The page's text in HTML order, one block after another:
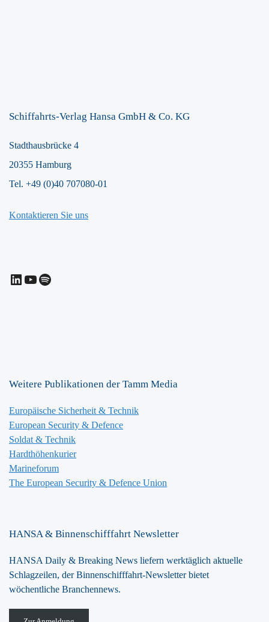
Schiffahrts-Verlag Hansa GmbH & Co. KG
Stadthausbrücke 4
20355 Hamburg
Tel. +49 (0)40 707080-01
Kontaktieren Sie uns
LinkedIn
YouTube
Spotify
Weitere Publikationen der Tamm Media
Europäische Sicherheit & Technik
European Security & Defence
Soldat & Technik
Hardthöhenkurier
Marineforum
The European Security & Defence Union
HANSA & Binnenschifffahrt Newsletter
HANSA Daily & Breaking News liefern werktäglich aktuelle
Schlagzeilen, der Binnenschifffahrt-Newsletter bietet
wöchentliche Branchennews.